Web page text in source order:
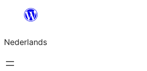
de
inhoud
Nederlands